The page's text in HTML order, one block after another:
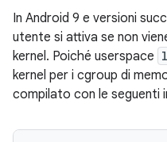
In Android 9 e versioni
utente si attiva se non
kernel. Poiché userspace
kernel per i cgroup di
compilato con le seguenti